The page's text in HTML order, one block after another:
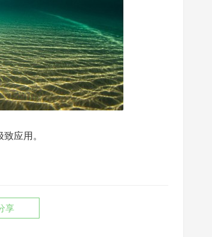
应用。
享